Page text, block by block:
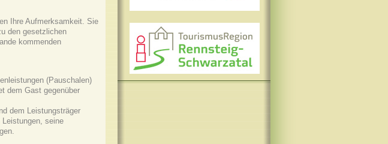
Ihre Aufmerksamkeit. Sie
den gesetzlichen
kommenden
(Pauschalen)
dem Gast gegenüber
dem Leistungsträger
seine